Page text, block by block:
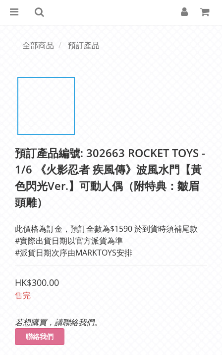
全部商品 預訂產品
預訂產品編號: 302663 ROCKET TOYS -
1/6 《火影忍者 疾風傳》波風水門【黃
色閃光Ver.】可動人偶（附特典：皺眉
頭雕）
此價格為訂金，預訂全數為$1590 於到貨時須補尾款
#派貨日期次序由MARKTOYS安排
HK$300.00
售完
若想購買，請聯絡我們。
聯絡我們